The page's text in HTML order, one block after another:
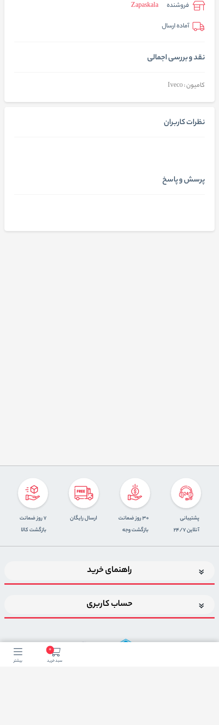
فروشنده
Zapaskala
آماده ارسال
نقد و بررسی اجمالی
کامیون : Iveco
نظرات کاربران
پرسش و پاسخ
0
سبد خرید بیشتر
پشتیبانی
آنلاین 24/7
30 روز ضمانت
بازگشت وجه
ارسال رایگان
7 روز ضمانت
بازگشت کالا
راهنمای خرید
حساب کاربری